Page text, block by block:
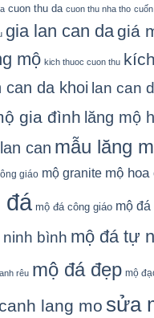
cuon thu da cuon thu nha tho
gia lan can dagiá
mộ kich thuoc cuon thu
can da khoi lan can
gia đình lăng mộ
can mẫu lăng
giáo mộ granite mộ
đá mộ đá công giáo mộ
ninh bình mộ đá tự
rêu mộ đá đẹp mộ
lang mo sửa